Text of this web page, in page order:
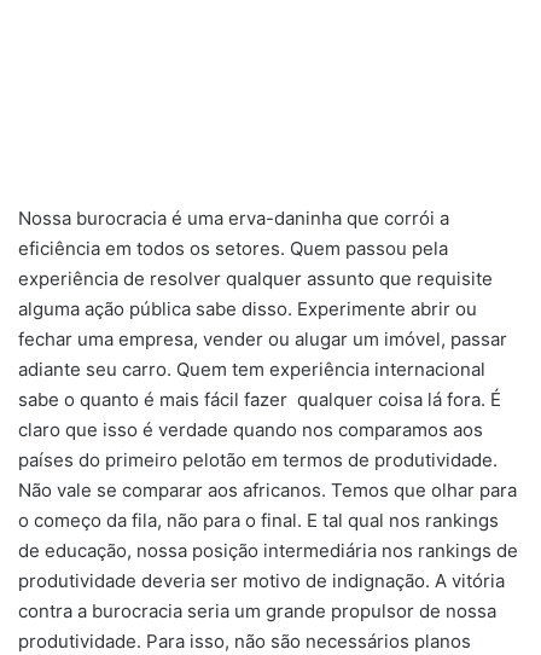
Nossa burocracia é uma erva-daninha que corrói a
eficiência em todos os setores. Quem passou pela
experiência de resolver qualquer assunto que requisite
alguma ação pública sabe disso. Experimente abrir ou
fechar uma empresa, vender ou alugar um imóvel, passar
adiante seu carro. Quem tem experiência internacional
sabe o quanto é mais fácil fazer qualquer coisa lá fora. É
claro que isso é verdade quando nos comparamos aos
países do primeiro pelotão em termos de produtividade.
Não vale se comparar aos africanos. Temos que olhar para
o começo da fila, não para o final. E tal qual nos rankings
de educação, nossa posição intermediária nos rankings de
produtividade deveria ser motivo de indignação. A vitória
contra a burocracia seria um grande propulsor de nossa
produtividade. Para isso, não são necessários planos